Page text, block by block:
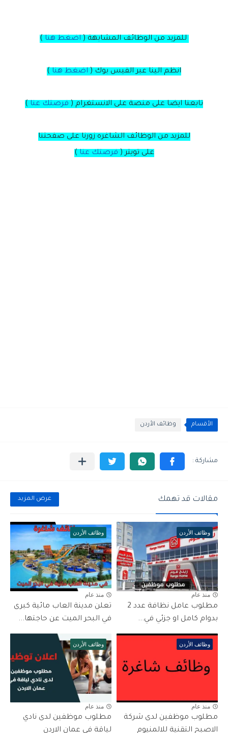
للمزيد من الوظائف المشابهة ( اضغط هنا )
انظم الينا عبر الفيس بوك ( اضغط هنا )
تابعنا ايضا على منصة على الانستغرام ( فرصتك عنا )
للمزيد من الوظائف الشاغره زورنا على صفحتنا
على تويتر( فرصتك عنا )
الأقسام وظائف الأردن
مقالات قد تهمك عرض المزيد
وظائف الأردن
منذ عام
مطلوب عامل نظافة عدد 2
بدوام كامل او جزئي في...
وظائف الأردن
منذ عام
تعلن مدينة العاب مائية كبرى
في البحر الميت عن حاجتها...
وظائف الأردن
منذ عام
مطلوب موظفين لدى شركة
الاصبح التقنية للالمنيوم
وظائف الأردن
منذ عام
مطلوب موظفين لدى نادي
لياقة في عمان الاردن